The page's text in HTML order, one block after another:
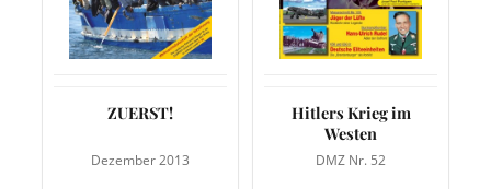
ZUERST!
Dezember 2013
Hitlers Krieg im
Westen
DMZ Nr. 52